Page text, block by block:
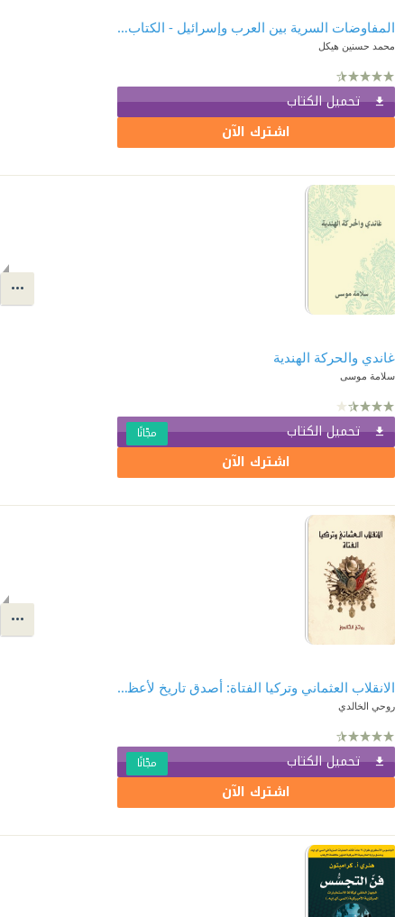
المفاوضات السرية بين العرب وإسرائيل - الكتاب الأول : الأسطورة والإمبراطورية والدولة اليهودية
محمد حسنين هيكل
تحميل الكتاب
اشترك الآن
غاندي والحركة الهندية
سلامة موسى
تحميل الكتاب مجّانًا
اشترك الآن
الانقلاب العثماني وتركيا الفتاة: أصدق تاريخ لأعظم انقلاب
روحي الخالدي
تحميل الكتاب مجّانًا
اشترك الآن